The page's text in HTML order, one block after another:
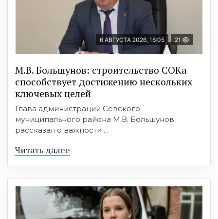
6 АВГУСТА 2026, 16:05 21
М.В. Большунов: строительство СОКа
способствует достижению нескольких
ключевых целей
Глава администрации Севского
муниципального района М.В. Большунов
рассказал о важности ...
Читать далее